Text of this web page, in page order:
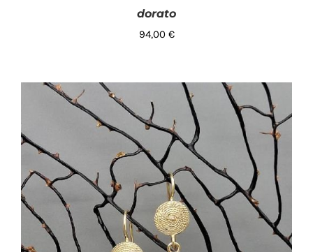
AGGIUNGI AL CARRELLO / DETTAGLI
dorato
94,00 €